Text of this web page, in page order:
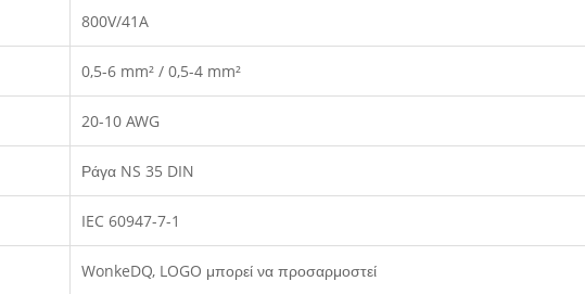
800V/41A
0,5-6 mm² / 0,5-4 mm²
20-10 AWG
Ράγα NS 35 DIN
IEC 60947-7-1
WonkeDQ, LOGO μπορεί να προσαρμοστεί